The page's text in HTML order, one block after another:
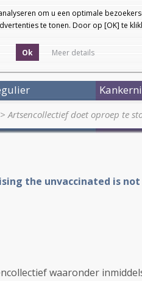
om u een optimale
te tonen. Door op [OK] te
Ok Meer details
>Artsencollectief doet oproep te
the unvaccinated is not
waaronder